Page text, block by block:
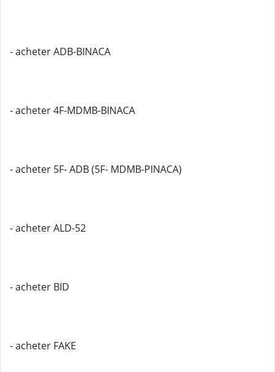
- acheter ADB-BINACA
- acheter 4F-MDMB-BINACA
- acheter 5F- ADB (5F- MDMB-PINACA)
- acheter ALD-52
- acheter BID
- acheter FAKE